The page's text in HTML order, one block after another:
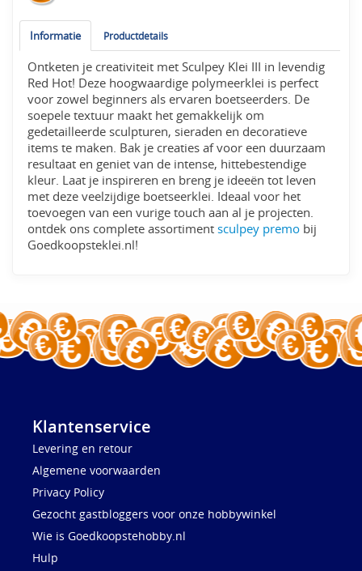
Informatie Productdetails
Ontketen je creativiteit met Sculpey Klei III in levendig
Red Hot! Deze hoogwaardige polymeerklei is perfect
voor zowel beginners als ervaren boetseerders. De
soepele textuur maakt het gemakkelijk om
gedetailleerde sculpturen, sieraden en decoratieve
items te maken. Bak je creaties af voor een duurzaam
resultaat en geniet van de intense, hittebestendige
kleur. Laat je inspireren en breng je ideeën tot leven
met deze veelzijdige boetseerklei. Ideaal voor het
toevoegen van een vurige touch aan al je projecten.
ontdek ons complete assortimentsculpey premo bij
Goedkoopsteklei.nl!
Klantenservice
Levering en retour
Algemene voorwaarden
Privacy Policy
Gezocht gastbloggers voor onze hobbywinkel
Wie is Goedkoopstehobby.nl
Hulp